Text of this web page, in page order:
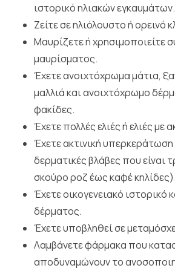
ιστορικό ηλιακών εγκαυμάτων.
Ζείτε σε ηλιόλουστο ή ορεινό
Μαυρίζετε ή χρησιμοποιείτε
μαυρίσματος.
Έχετε ανοιχτόχρωμα μάτια,
μαλλιά και ανοιχτόχρωμο
φακίδες.
Έχετε πολλές ελιές ή ελιές με
Έχετε ακτινική
δερματικές βλάβες που είναι
σκούρο ροζ έως καφέ κηλίδες).
Έχετε οικογενειακό ιστορικό
δέρματος.
Έχετε υποβληθεί σε
Λαμβάνετε φάρμακα που
αποδυναμώνουν το